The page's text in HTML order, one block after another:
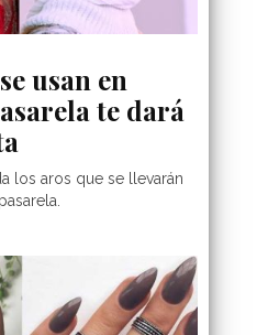
usan en
te dará
los aros que se llevarán